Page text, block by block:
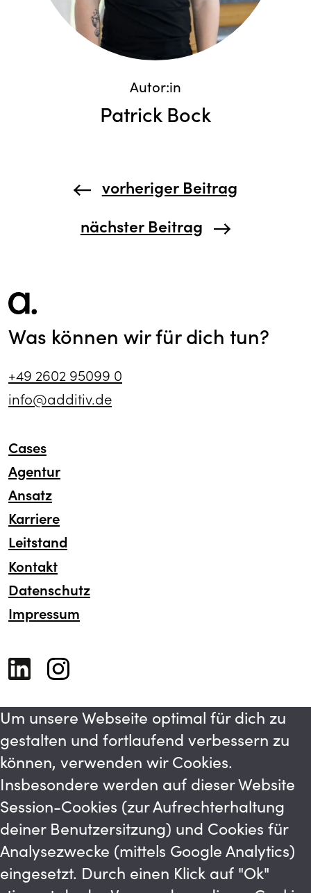
Autor:in
Patrick Bock
vorheriger Beitrag
nächster Beitrag
Was können wir für dich tun?
+49 2602 95099 0
info@additiv.de
Cases
Agentur
Ansatz
Karriere
Leitstand
Kontakt
Datenschutz
Impressum
Um unsere Webseite optimal für dich zu
gestalten und fortlaufend verbessern zu
können, verwenden wir Cookies.
Insbesondere werden auf dieser Website
Session-Cookies (zur Aufrechterhaltung
deiner Benutzersitzung) und Cookies für
Analysezwecke (mittels Google Analytics)
eingesetzt. Durch einen Klick auf "Ok"